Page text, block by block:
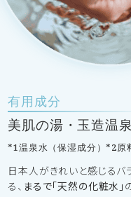
有用成分
美肌の湯・玉造温
*1温泉水（保湿成分）*2原
日本人がきれいと感じる
る、 まるで「天然の化粧水」